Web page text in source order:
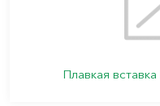
Плавкая